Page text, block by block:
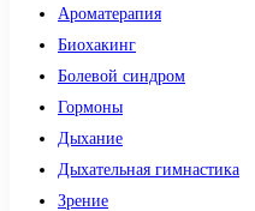
Ароматерапия
Биохакинг
Болевой синдром
Гормоны
Дыхание
Дыхательная гимнастика
Зрение